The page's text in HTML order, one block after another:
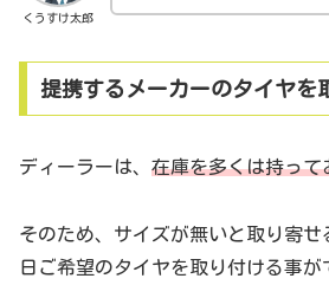
くうすけ太郎
提携するメーカーのタイヤを
ディーラーは、 在庫を多くは持って
そのため、サイズが無いと取り寄
日ご希望のタイヤを取り付ける事が